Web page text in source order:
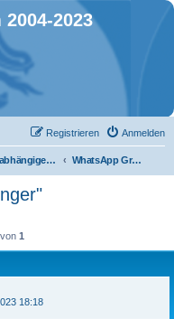
2023
Anmelden
Registrieren
Unabhängige Schlauchbootgruppen WhatsApp Gruppe "Die Wikinger"
von 1
18:18